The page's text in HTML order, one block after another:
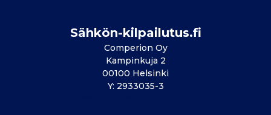
Sähkön-kilpailutus.fi
Comperion Oy
Kampinkuja 2
00100 Helsinki
Y: 2933035-3